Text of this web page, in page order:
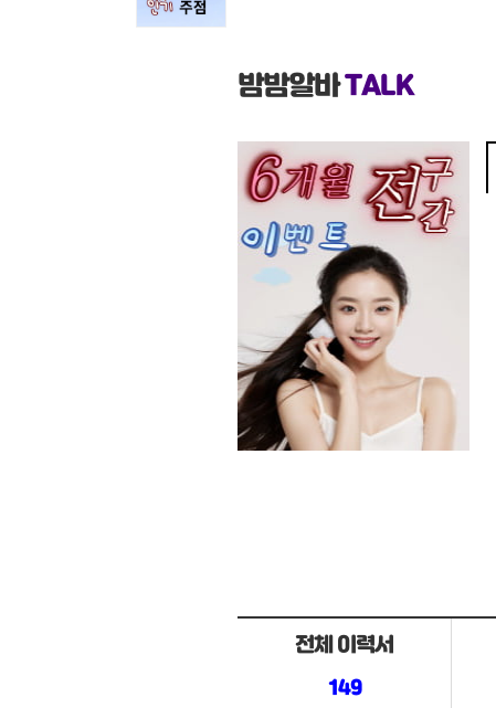
밤밤알바TALK
전체 이력서
149